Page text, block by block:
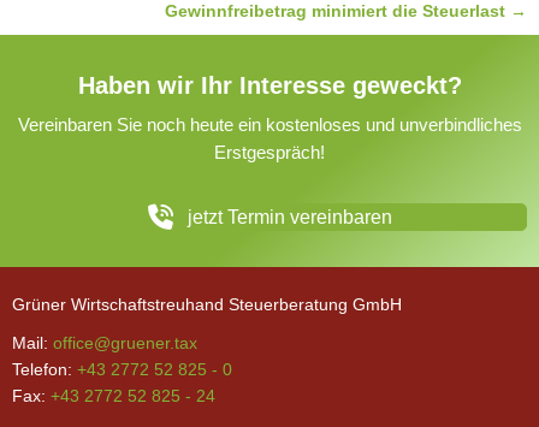
Gewinnfreibetrag minimiert die Steuerlast →
Haben wir Ihr Interesse geweckt?
Vereinbaren Sie noch heute ein kostenloses und unverbindliches
Erstgespräch!
jetzt Termin vereinbaren
Grüner Wirtschaftstreuhand Steuerberatung GmbH
Mail: office@gruener.tax
Telefon: +43 2772 52 825 - 0
Fax: +43 2772 52 825 - 24